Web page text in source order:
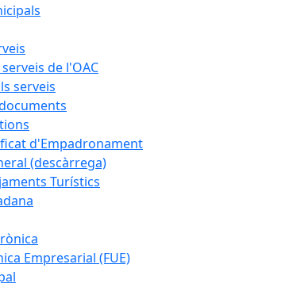
de l'OAC
serveis
d'Empadronament
(descàrrega)
Turístics
Empresarial (FUE)